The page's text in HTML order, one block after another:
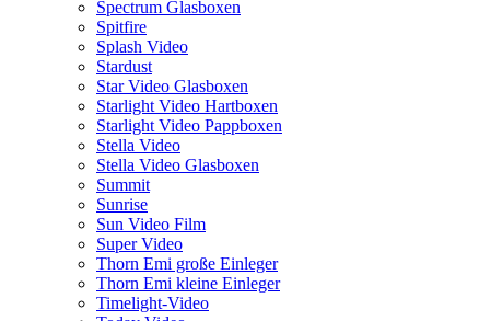
Spectrum Glasboxen
Spitfire
Splash Video
Stardust
Star Video Glasboxen
Starlight Video Hartboxen
Starlight Video Pappboxen
Stella Video
Stella Video Glasboxen
Summit
Sunrise
Sun Video Film
Super Video
Thorn Emi große Einleger
Thorn Emi kleine Einleger
Timelight-Video